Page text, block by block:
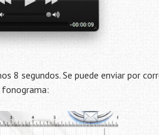
8 segundos. Se puede enviar por
fonograma: